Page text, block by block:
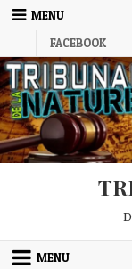
Skip
MENU
FACEBOOK
MENU